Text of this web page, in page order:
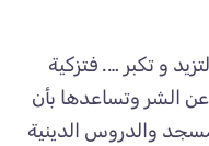
و تكبر …. فتزكية
الشر وتساعدها بأن
والدروس الدينية